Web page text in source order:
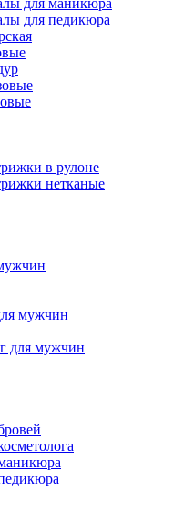
для маникюра
для педикюра
в рулоне
нетканые
мужчин
для мужчин